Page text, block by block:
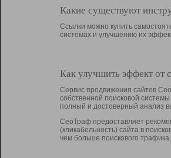
Какие существуют
Ссылки можно купить
системах и улучшению их
Как улучшить эффект от
Сервис продвижения сайтов
собственной поисковой
полный и достоверный анализ
СеоТраф предоставляет
(кликабельность) сайта в
чем больше поискового